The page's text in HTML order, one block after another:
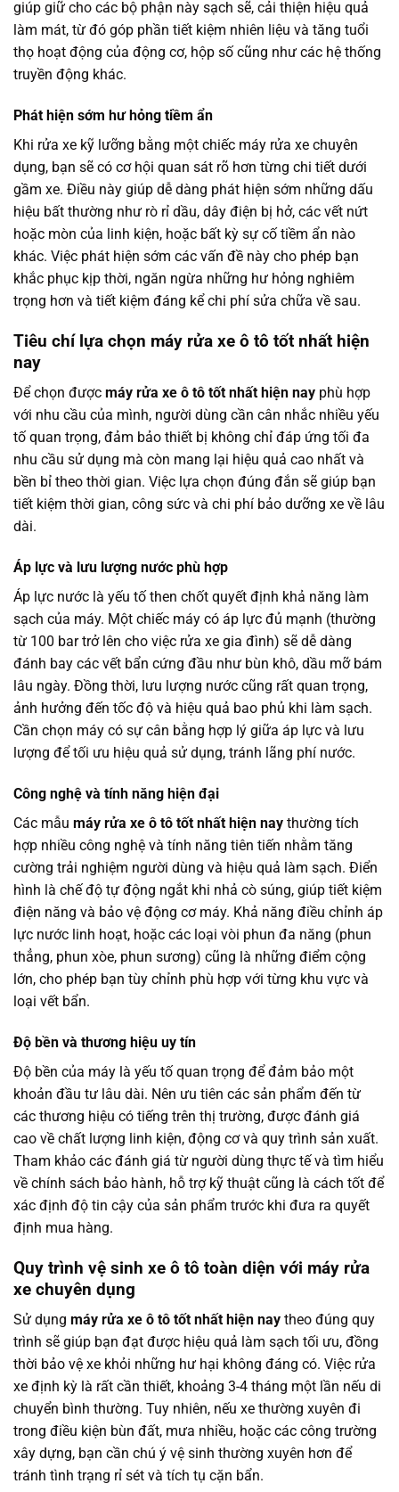
giúp giữ cho các bộ phận này sạch sẽ, cải thiện hiệu quả
làm mát, từ đó góp phần tiết kiệm nhiên liệu và tăng tuổi
thọ hoạt động của động cơ, hộp số cũng như các hệ thống
truyền động khác.
Phát hiện sớm hư hỏng tiềm ẩn
Khi rửa xe kỹ lưỡng bằng một chiếc máy rửa xe chuyên
dụng, bạn sẽ có cơ hội quan sát rõ hơn từng chi tiết dưới
gầm xe. Điều này giúp dễ dàng phát hiện sớm những dấu
hiệu bất thường như rò rỉ dầu, dây điện bị hở, các vết nứt
hoặc mòn của linh kiện, hoặc bất kỳ sự cố tiềm ẩn nào
khác. Việc phát hiện sớm các vấn đề này cho phép bạn
khắc phục kịp thời, ngăn ngừa những hư hỏng nghiêm
trọng hơn và tiết kiệm đáng kể chi phí sửa chữa về sau.
Tiêu chí lựa chọn máy rửa xe ô tô tốt nhất hiện
nay
Để chọn được máy rửa xe ô tô tốt nhất hiện nay phù hợp
với nhu cầu của mình, người dùng cần cân nhắc nhiều yếu
tố quan trọng, đảm bảo thiết bị không chỉ đáp ứng tối đa
nhu cầu sử dụng mà còn mang lại hiệu quả cao nhất và
bền bỉ theo thời gian. Việc lựa chọn đúng đắn sẽ giúp bạn
tiết kiệm thời gian, công sức và chi phí bảo dưỡng xe về lâu
dài.
Áp lực và lưu lượng nước phù hợp
Áp lực nước là yếu tố then chốt quyết định khả năng làm
sạch của máy. Một chiếc máy có áp lực đủ mạnh (thường
từ 100 bar trở lên cho việc rửa xe gia đình) sẽ dễ dàng
đánh bay các vết bẩn cứng đầu như bùn khô, dầu mỡ bám
lâu ngày. Đồng thời, lưu lượng nước cũng rất quan trọng,
ảnh hưởng đến tốc độ và hiệu quả bao phủ khi làm sạch.
Cần chọn máy có sự cân bằng hợp lý giữa áp lực và lưu
lượng để tối ưu hiệu quả sử dụng, tránh lãng phí nước.
Công nghệ và tính năng hiện đại
Các mẫu máy rửa xe ô tô tốt nhất hiện nay thường tích
hợp nhiều công nghệ và tính năng tiên tiến nhằm tăng
cường trải nghiệm người dùng và hiệu quả làm sạch. Điển
hình là chế độ tự động ngắt khi nhả cò súng, giúp tiết kiệm
điện năng và bảo vệ động cơ máy. Khả năng điều chỉnh áp
lực nước linh hoạt, hoặc các loại vòi phun đa năng (phun
thẳng, phun xòe, phun sương) cũng là những điểm cộng
lớn, cho phép bạn tùy chỉnh phù hợp với từng khu vực và
loại vết bẩn.
Độ bền và thương hiệu uy tín
Độ bền của máy là yếu tố quan trọng để đảm bảo một
khoản đầu tư lâu dài. Nên ưu tiên các sản phẩm đến từ
các thương hiệu có tiếng trên thị trường, được đánh giá
cao về chất lượng linh kiện, động cơ và quy trình sản xuất.
Tham khảo các đánh giá từ người dùng thực tế và tìm hiểu
về chính sách bảo hành, hỗ trợ kỹ thuật cũng là cách tốt để
xác định độ tin cậy của sản phẩm trước khi đưa ra quyết
định mua hàng.
Quy trình vệ sinh xe ô tô toàn diện với máy rửa
xe chuyên dụng
Sử dụng máy rửa xe ô tô tốt nhất hiện nay theo đúng quy
trình sẽ giúp bạn đạt được hiệu quả làm sạch tối ưu, đồng
thời bảo vệ xe khỏi những hư hại không đáng có. Việc rửa
xe định kỳ là rất cần thiết, khoảng 3-4 tháng một lần nếu di
chuyển bình thường. Tuy nhiên, nếu xe thường xuyên đi
trong điều kiện bùn đất, mưa nhiều, hoặc các công trường
xây dựng, bạn cần chú ý vệ sinh thường xuyên hơn để
tránh tình trạng rỉ sét và tích tụ cặn bẩn.